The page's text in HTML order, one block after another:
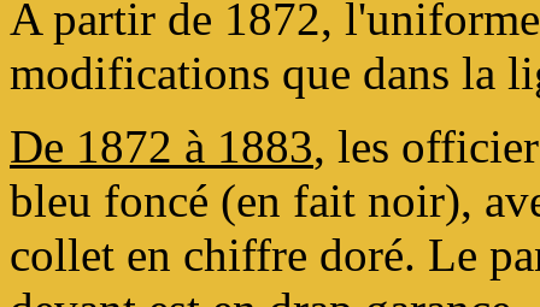
A partir de 1872,
modifications que dans la
De 1872 à 1883, les
bleu foncé (en fait noir),
collet en chiffre doré. Le